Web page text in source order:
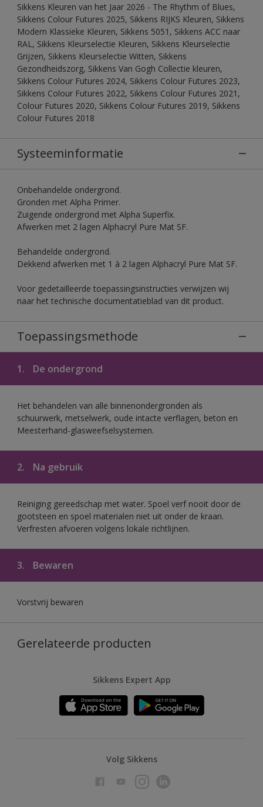
Sikkens Kleuren van het Jaar 2026 - The Rhythm of Blues,
Sikkens Colour Futures 2025, Sikkens RIJKS Kleuren, Sikkens
Modern Klassieke Kleuren, Sikkens 5051, Sikkens ACC naar
RAL, Sikkens Kleurselectie Kleuren, Sikkens Kleurselectie
Grijzen, Sikkens Kleurselectie Witten, Sikkens
Gezondheidszorg, Sikkens Van Gogh Collectie kleuren,
Sikkens Colour Futures 2024, Sikkens Colour Futures 2023,
Sikkens Colour Futures 2022, Sikkens Colour Futures 2021,
Colour Futures 2020, Sikkens Colour Futures 2019, Sikkens
Colour Futures 2018
Systeeminformatie
Onbehandelde ondergrond.
Gronden met Alpha Primer.
Zuigende ondergrond met Alpha Superfix.
Afwerken met 2 lagen Alphacryl Pure Mat SF.
Behandelde ondergrond.
Dekkend afwerken met 1 à 2 lagen Alphacryl Pure Mat SF.
Voor gedetailleerde toepassingsinstructies verwijzen wij
naar het technische documentatieblad van dit product.
Toepassingsmethode
1. De ondergrond
Het behandelen van alle binnenondergronden als
schuurwerk, metselwerk, oude intacte verflagen, beton en
Meesterhand-glasweefselsystemen.
2. Na gebruik
Reiniging gereedschap met water. Spoel verf nooit door de
gootsteen en spoel materialen niet uit onder de kraan.
Verfresten afvoeren volgens lokale richtlijnen.
3. Bewaren
Vorstvrij bewaren
Gerelateerde producten
Sikkens Expert App
Volg Sikkens